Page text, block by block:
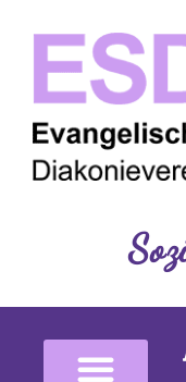
Inhalt
springen